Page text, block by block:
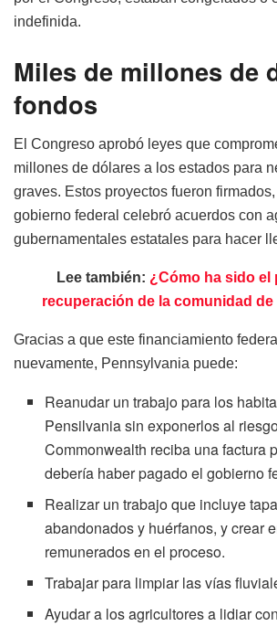
indefinida.
Miles de millones de
fondos
El Congreso aprobó leyes que
millones de dólares a los estados para
graves. Estos proyectos fueron firmados,
gobierno federal celebró acuerdos con
gubernamentales estatales para hacer
Lee también: ¿Cómo ha sido el
recuperación de la comunidad
Gracias a que este financiamiento
nuevamente, Pennsylvania puede:
Reanudar un trabajo para los
Pensilvania sin exponerlos al
Commonwealth reciba una factura
debería haber pagado el gobierno
Realizar un trabajo que incluye
abandonados y huérfanos, y crear
remunerados en el proceso.
Trabajar para limpiar las vías
Ayudar a los agricultores a lidiar